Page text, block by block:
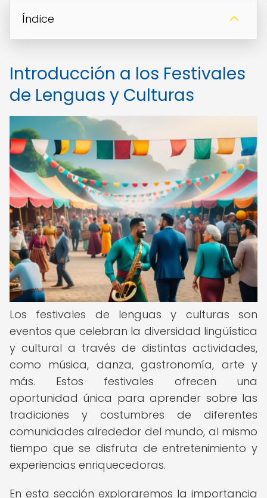
Índice
Introducción a los Festivales
de Lenguas y Culturas
Los festivales de lenguas y culturas son
eventos que celebran la diversidad lingüística
y cultural a través de distintas actividades,
como música, danza, gastronomía, arte y
más. Estos festivales ofrecen una
oportunidad única para aprender sobre las
tradiciones y costumbres de diferentes
comunidades alrededor del mundo, al mismo
tiempo que se disfruta de entretenimiento y
experiencias enriquecedoras.
En esta sección exploraremos la importancia